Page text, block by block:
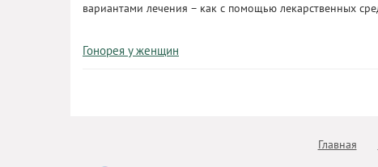
вариантами лечения – как с помощью лекарственных
Гонорея у женщин
Главная